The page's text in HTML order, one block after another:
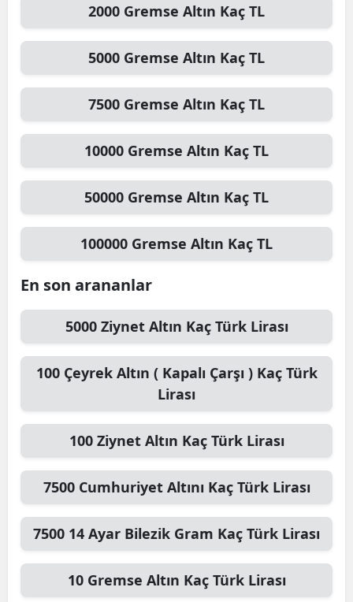
2000 Gremse Altın Kaç TL
5000 Gremse Altın Kaç TL
7500 Gremse Altın Kaç TL
10000 Gremse Altın Kaç TL
50000 Gremse Altın Kaç TL
100000 Gremse Altın Kaç TL
En son arananlar
5000 Ziynet Altın Kaç Türk Lirası
100 Çeyrek Altın ( Kapalı Çarşı )Kaç Türk
Lirası
100 Ziynet Altın Kaç Türk Lirası
7500 Cumhuriyet Altını Kaç Türk Lirası
7500 14 Ayar Bilezik Gram Kaç Türk Lirası
10 Gremse Altın Kaç Türk Lirası